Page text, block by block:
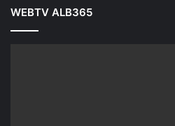
WEBTV ALB365